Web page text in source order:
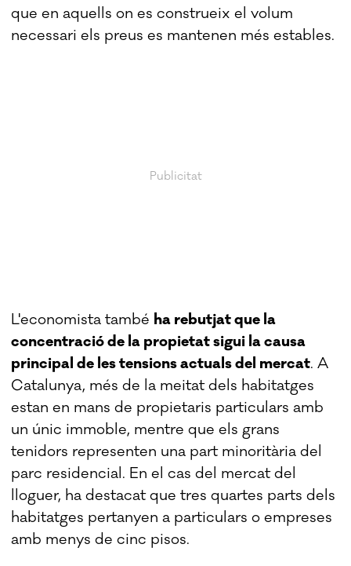
que en aquells on es construeix el volum
necessari els preus es mantenen més estables.
L'economista també ha rebutjat que la
concentració de la propietat sigui la causa
principal de les tensions actuals del mercat. A
Catalunya, més de la meitat dels habitatges
estan en mans de propietaris particulars amb
un únic immoble, mentre que els grans
tenidors representen una part minoritària del
parc residencial. En el cas del mercat del
lloguer, ha destacat que tres quartes parts dels
habitatges pertanyen a particulars o empreses
amb menys de cinc pisos.